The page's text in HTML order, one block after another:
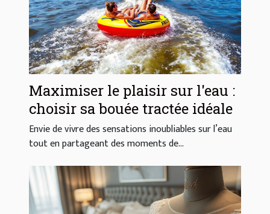
Maximiser le plaisir sur l'eau :
choisir sa bouée tractée idéale
Envie de vivre des sensations inoubliables sur l’eau
tout en partageant des moments de...